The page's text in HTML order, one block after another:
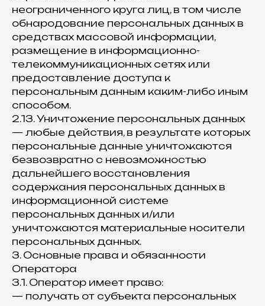
неограниченного круга лиц, в том числе
обнародование персональных данных в
средствах массовой информации,
размещение в информационно-
телекоммуникационных сетях или
предоставление доступа к
персональным данным каким-либо иным
способом.
2.13. Уничтожение персональных данных
— любые действия, в результате которых
персональные данные уничтожаются
безвозвратно с невозможностью
дальнейшего восстановления
содержания персональных данных в
информационной системе
персональных данных и/или
уничтожаются материальные носители
персональных данных.
3. Основные права и обязанности
Оператора
3.1. Оператор имеет право:
— получать от субъекта персональных